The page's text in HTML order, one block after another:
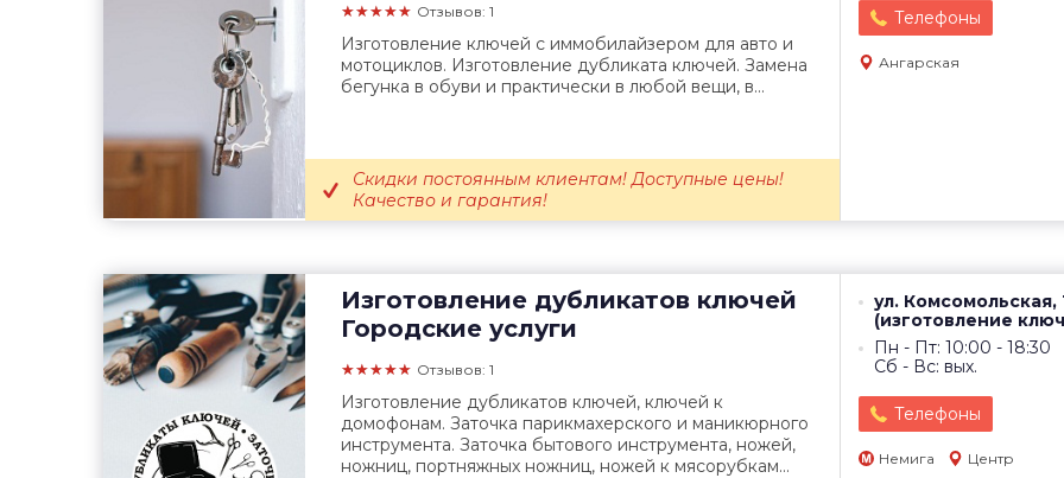
★★★★★ Отзывов: 1 Телефоны
Ангарская
Изготовление ключей с иммобилайзером для авто и
мотоциклов. Изготовление дубликата ключей. Замена
бегунка в обуви и практически в любой вещи, в...
Скидки постоянным клиентам! Доступные цены!
Качество и гарантия!
Изготовление дубликатов ключей
Городские услуги
★★★★★ Отзывов: 1
ул. Комсомольская,
(изготовление
Пн - Пт: 10:00 - 18:30
Сб - Вс: вых.
Телефоны
Немига Центр
Изготовление дубликатов ключей, ключей к
домофонам. Заточка парикмахерского и маникюрного
инструмента. Заточка бытового инструмента, ножей,
ножниц, портняжных ножниц, ножей к мясорубкам...